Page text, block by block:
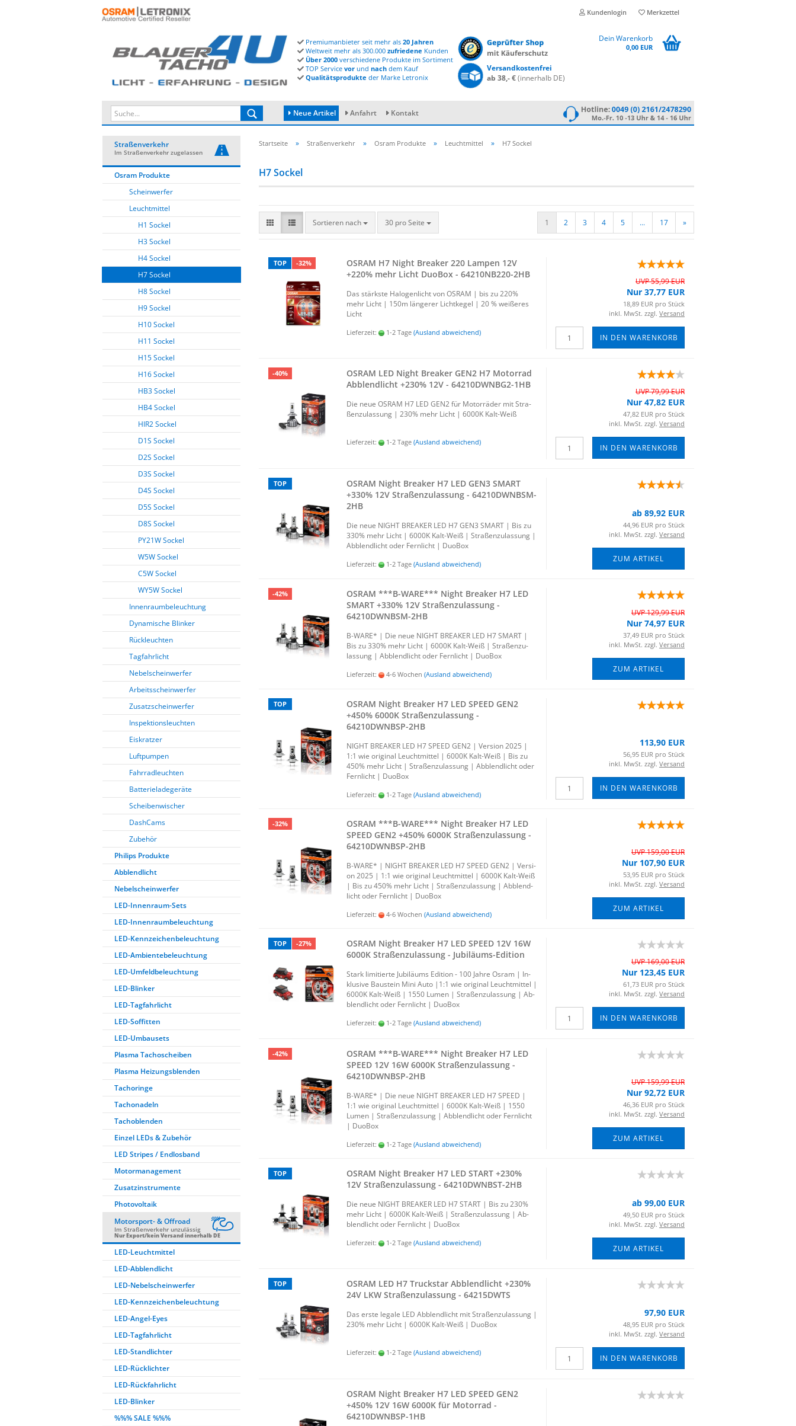
Kundenlogin Merkzettel
Premiumanbieter seit mehr als 20 Jahren
Weltweit mehr als 300.000 zufriedene Kunden
Über 2000 verschiedene Produkte im Sortiment
TOP Service vor und nach dem Kauf
Qualitätsprodukte der Marke Letronix
Versandkostenfrei
ab 38,- €(innerhalb DE)
Dein Warenkorb
0,00 EUR
Neue Artikel Anfahrt Kontakt
Startseite » Straßenverkehr » Osram Produkte » Leuchtmittel » H7 Sockel
H7 Sockel
Sortieren nach 30 pro Seite 1 2 3 4 5 ... 17 »
TOP -32%
OSRAM H7 Night Brea­ker 220 Lam­pen 12V
+220% mehr Licht Duo­Box - 64210NB220-​​2HB
Das stärks­te Ha­lo­gen­licht von OSRAM | bis zu 220%
mehr Licht | 150m län­ge­rer Licht­ke­gel | 20 % wei­ße­res
Licht
Lieferzeit: 1-2 Tage (Ausland abweichend)
UVP 55,99 EUR
Nur 37,77 EUR
18,89 EUR pro Stück
inkl. MwSt. zzgl. Versand
IN DEN WARENKORB
-40%
OSRAM LED Night Brea­ker GEN2 H7 Mo­tor­rad
Ab­blend­licht +230% 12V - 64210DWNBG2-​​1HB
Die neue OSRAM H7 LED GEN2 für Mo­tor­rä­der mit Stra­
ßen­zu­las­sung | 230% mehr Licht | 6000K Kalt-​Weiß
Lieferzeit: 1-2 Tage (Ausland abweichend)
UVP 79,99 EUR
Nur 47,82 EUR
47,82 EUR pro Stück
inkl. MwSt. zzgl. Versand
IN DEN WARENKORB
TOP
OSRAM Night Brea­ker H7 LED GEN3 SMART
+330% 12V Stra­ßen­zu­las­sung - 64210DWNBSM-​​
2HB
Die neue NIGHT BREA­KER LED H7 GEN3 SMART | Bis zu
330% mehr Licht | 6000K Kalt-​Weiß | Stra­ßen­zu­las­sung |
Ab­blend­licht oder Fern­licht | Duo­Box
Lieferzeit: 1-2 Tage (Ausland abweichend)
ab 89,92 EUR
44,96 EUR pro Stück
inkl. MwSt. zzgl. Versand
ZUM ARTIKEL
-42%
OSRAM ***B-​WARE*** Night Brea­ker H7 LED
SMART +330% 12V Stra­ßen­zu­las­sung -
64210DWNBSM-​​2HB
B-​WARE* | Die neue NIGHT BREA­KER LED H7 SMART |
Bis zu 330% mehr Licht | 6000K Kalt-​Weiß | Stra­ßen­zu­
las­sung | Ab­blend­licht oder Fern­licht | Duo­Box
Lieferzeit: 4-6 Wochen (Ausland abweichend)
UVP 129,99 EUR
Nur 74,97 EUR
37,49 EUR pro Stück
inkl. MwSt. zzgl. Versand
ZUM ARTIKEL
TOP
OSRAM Night Brea­ker H7 LED SPEED GEN2
+450% 6000K Stra­ßen­zu­las­sung -
64210DWNBSP-​​2HB
NIGHT BREA­KER LED H7 SPEED GEN2 | Ver­si­on 2025 |
1:1 wie ori­gi­nal Leucht­mit­tel | 6000K Kalt-​Weiß | Bis zu
450% mehr Licht | Stra­ßen­zu­las­sung | Ab­blend­licht oder
Fern­licht | Duo­Box
Lieferzeit: 1-2 Tage (Ausland abweichend)
113,90 EUR
56,95 EUR pro Stück
inkl. MwSt. zzgl. Versand
IN DEN WARENKORB
-32%
OSRAM ***B-​WARE*** Night Brea­ker H7 LED
SPEED GEN2 +450% 6000K Stra­ßen­zu­las­sung -
64210DWNBSP-​​2HB
B-​WARE* | NIGHT BREA­KER LED H7 SPEED GEN2 | Ver­si­
on 2025 | 1:1 wie ori­gi­nal Leucht­mit­tel | 6000K Kalt-​Weiß
| Bis zu 450% mehr Licht | Stra­ßen­zu­las­sung | Ab­blend­
licht oder Fern­licht | Duo­Box
Lieferzeit: 4-6 Wochen (Ausland abweichend)
UVP 159,00 EUR
Nur 107,90 EUR
53,95 EUR pro Stück
inkl. MwSt. zzgl. Versand
ZUM ARTIKEL
TOP -27%
OSRAM Night Brea­ker H7 LED SPEED 12V 16W
6000K Stra­ßen­zu­las­sung - Jubiläums-​​Edi­ti­on
Stark li­mi­tier­te Ju­bi­lä­ums Edi­ti­on - 100 Jahre Osram | In­
klu­si­ve Bau­stein Mini Auto |1:1 wie ori­gi­nal Leucht­mit­tel |
6000K Kalt-​Weiß | 1550 Lumen | Stra­ßen­zu­las­sung | Ab­
blend­licht oder Fern­licht | Duo­Box
Lieferzeit: 1-2 Tage (Ausland abweichend)
UVP 169,00 EUR
Nur 123,45 EUR
61,73 EUR pro Stück
inkl. MwSt. zzgl. Versand
IN DEN WARENKORB
-42%
OSRAM ***B-​WARE*** Night Brea­ker H7 LED
SPEED 12V 16W 6000K Stra­ßen­zu­las­sung -
64210DWNBSP-​​2HB
B-​WARE* | Die neue NIGHT BREA­KER LED H7 SPEED |
1:1 wie ori­gi­nal Leucht­mit­tel | 6000K Kalt-​Weiß | 1550
Lumen | Stra­ßen­zu­las­sung | Ab­blend­licht oder Fern­licht
| Duo­Box
Lieferzeit: 1-2 Tage (Ausland abweichend)
UVP 159,99 EUR
Nur 92,72 EUR
46,36 EUR pro Stück
inkl. MwSt. zzgl. Versand
ZUM ARTIKEL
TOP
OSRAM Night Brea­ker H7 LED START +230%
12V Stra­ßen­zu­las­sung - 64210DWNBST-​​2HB
Die neue NIGHT BREA­KER LED H7 START | Bis zu 230%
mehr Licht | 6000K Kalt-​Weiß | Stra­ßen­zu­las­sung | Ab­
blend­licht oder Fern­licht | Duo­Box
Lieferzeit: 1-2 Tage (Ausland abweichend)
ab 99,00 EUR
49,50 EUR pro Stück
inkl. MwSt. zzgl. Versand
ZUM ARTIKEL
TOP
OSRAM LED H7 Truck­star Ab­blend­licht +230%
24V LKW Stra­ßen­zu­las­sung - 64215DWTS
Das erste le­ga­le LED Ab­blend­licht mit Stra­ßen­zu­las­sung |
230% mehr Licht | 6000K Kalt-​Weiß | Duo­Box
Lieferzeit: 1-2 Tage (Ausland abweichend)
97,90 EUR
48,95 EUR pro Stück
inkl. MwSt. zzgl. Versand
IN DEN WARENKORB
OSRAM Night Brea­ker H7 LED SPEED GEN2
+450% 12V 16W 6000K für Mo­tor­rad -
64210DWNBSP-​​​1HB
Straßenverkehr
Im Straßenverkehr zugelassen
Osram Produkte
Scheinwerfer
Leuchtmittel
H1 Sockel
H3 Sockel
H4 Sockel
H7 Sockel
H8 Sockel
H9 Sockel
H10 Sockel
H11 Sockel
H15 Sockel
H16 Sockel
HB3 Sockel
HB4 Sockel
HIR2 Sockel
D1S Sockel
D2S Sockel
D3S Sockel
D4S Sockel
D5S Sockel
D8S Sockel
PY21W Sockel
W5W Sockel
C5W Sockel
WY5W Sockel
Innenraumbeleuchtung
Dynamische Blinker
Rückleuchten
Tagfahrlicht
Nebelscheinwerfer
Arbeitsscheinwerfer
Zusatzscheinwerfer
Inspektionsleuchten
Eiskratzer
Luftpumpen
Fahrradleuchten
Batterieladegeräte
Scheibenwischer
DashCams
Zubehör
Philips Produkte
Abblendlicht
Nebelscheinwerfer
LED-Innenraum-Sets
LED-Innenraumbeleuchtung
LED-Kennzeichenbeleuchtung
LED-Ambientebeleuchtung
LED-Umfeldbeleuchtung
LED-Blinker
LED-Tagfahrlicht
LED-Soffitten
LED-Umbausets
Plasma Tachoscheiben
Plasma Heizungsblenden
Tachoringe
Tachonadeln
Tachoblenden
Einzel LEDs & Zubehör
LED Stripes / Endlosband
Motormanagement
Zusatzinstrumente
Photovoltaik
Motorsport- & Offroad
Im Straßenverkehr unzulässig
Nur Export/kein Versand innerhalb DE
LED-Leuchtmittel
LED-Abblendlicht
LED-Nebelscheinwerfer
LED-Kennzeichenbeleuchtung
LED-Angel-Eyes
LED-Tagfahrlicht
LED-Standlichter
LED-Rücklichter
LED-Rückfahrlicht
LED-Blinker
%%% SALE %%%